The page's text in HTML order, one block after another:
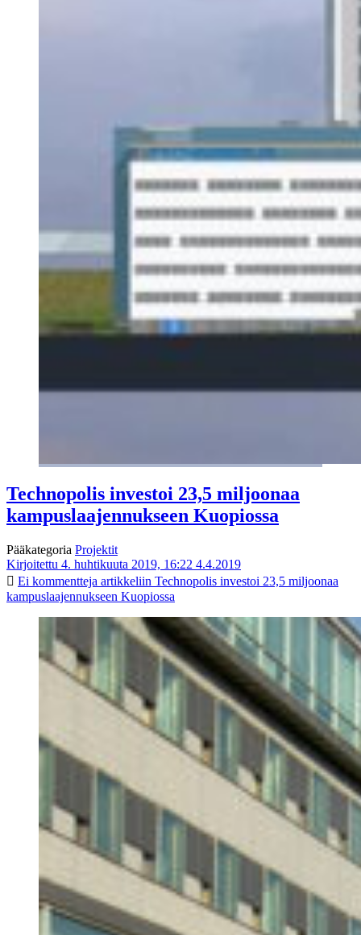
Technopolis investoi 23,5 miljoonaa
kampuslaajennukseen Kuopiossa
Pääkategoria Projektit
Kirjoitettu 4. huhtikuuta 2019, 16:22 4.4.2019
Ei kommentteja artikkeliin Technopolis investoi 23,5 miljoonaa
kampuslaajennukseen Kuopiossa